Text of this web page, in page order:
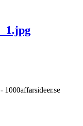
- 1000affarsideer.se